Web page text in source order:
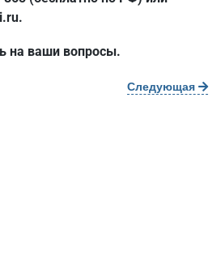
.
на ваши вопросы.
Следующая